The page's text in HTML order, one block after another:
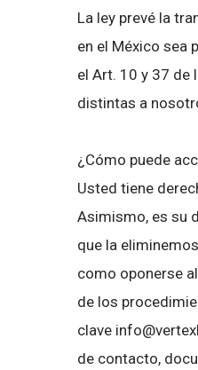
La ley prevé la
en el México sea
el Art. 10 y 37 de
distintas a
¿Cómo puede
Usted tiene
Asimismo, es su
que la
como oponerse
de los
clave
de contacto,